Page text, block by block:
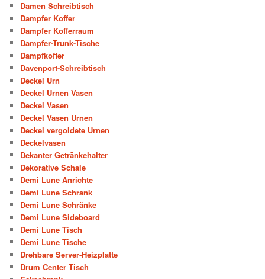
Damen Schreibtisch
Dampfer Koffer
Dampfer Kofferraum
Dampfer-Trunk-Tische
Dampfkoffer
Davenport-Schreibtisch
Deckel Urn
Deckel Urnen Vasen
Deckel Vasen
Deckel Vasen Urnen
Deckel vergoldete Urnen
Deckelvasen
Dekanter Getränkehalter
Dekorative Schale
Demi Lune Anrichte
Demi Lune Schrank
Demi Lune Schränke
Demi Lune Sideboard
Demi Lune Tisch
Demi Lune Tische
Drehbare Server-Heizplatte
Drum Center Tisch